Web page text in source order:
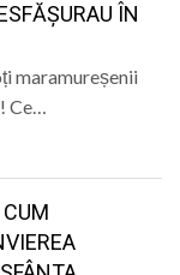
ÎN
maramureșenii
Ce…